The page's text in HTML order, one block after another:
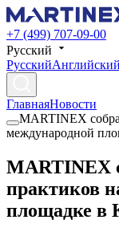
+7 (499) 707-09-00
Русский
РусскийАнглийский
ГлавнаяНовости
MARTINEX
международной
MARTINEX
практиков
площадке в